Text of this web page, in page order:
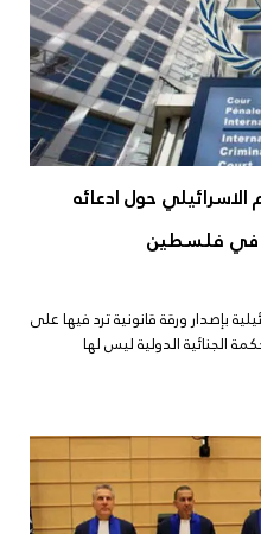
حول ادعائه
في فلسطين
بإصدار ورقة قانونية ترد فيها على
الجنائية الدولية ليس لها